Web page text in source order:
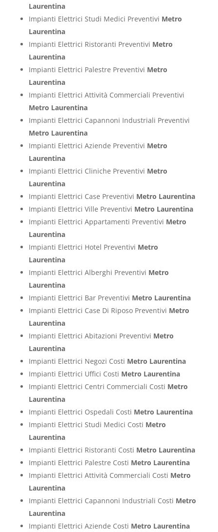
Laurentina
Impianti Elettrici Studi Medici Preventivi Metro
Laurentina
Impianti Elettrici Ristoranti Preventivi Metro
Laurentina
Impianti Elettrici Palestre Preventivi Metro
Laurentina
Impianti Elettrici Attività Commerciali Preventivi
Metro Laurentina
Impianti Elettrici Capannoni Industriali Preventivi
Metro Laurentina
Impianti Elettrici Aziende Preventivi Metro
Laurentina
Impianti Elettrici Cliniche Preventivi Metro
Laurentina
Impianti Elettrici Case Preventivi Metro Laurentina
Impianti Elettrici Ville Preventivi Metro Laurentina
Impianti Elettrici Appartamenti Preventivi Metro
Laurentina
Impianti Elettrici Hotel Preventivi Metro
Laurentina
Impianti Elettrici Alberghi Preventivi Metro
Laurentina
Impianti Elettrici Bar Preventivi Metro Laurentina
Impianti Elettrici Case Di Riposo Preventivi Metro
Laurentina
Impianti Elettrici Abitazioni Preventivi Metro
Laurentina
Impianti Elettrici Negozi Costi Metro Laurentina
Impianti Elettrici Uffici Costi Metro Laurentina
Impianti Elettrici Centri Commerciali Costi Metro
Laurentina
Impianti Elettrici Ospedali Costi Metro Laurentina
Impianti Elettrici Studi Medici Costi Metro
Laurentina
Impianti Elettrici Ristoranti Costi Metro Laurentina
Impianti Elettrici Palestre Costi Metro Laurentina
Impianti Elettrici Attività Commerciali Costi Metro
Laurentina
Impianti Elettrici Capannoni Industriali Costi Metro
Laurentina
Impianti Elettrici Aziende Costi Metro Laurentina